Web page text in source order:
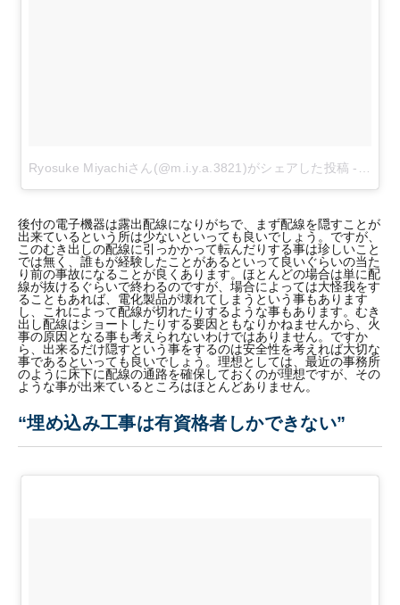
Ryosuke Miyachiさん(@m.i.y.a.3821)がシェアした投稿 -
後付の電子機器は露出配線になりがちで、まず配線を隠すことが
出来ているという所は少ないといっても良いでしょう。ですが、
このむき出しの配線に引っかかって転んだりする事は珍しいこと
では無く、誰もが経験したことがあるといって良いぐらいの当た
り前の事故になることが良くあります。ほとんどの場合は単に配
線が抜けるぐらいで終わるのですが、場合によっては大怪我をす
ることもあれば、電化製品が壊れてしまうという事もあります
し、これによって配線が切れたりするような事もあります。むき
出し配線はショートしたりする要因ともなりかねませんから、火
事の原因となる事も考えられないわけではありません。ですか
ら、出来るだけ隠すという事をするのは安全性を考えれば大切な
事であるといっても良いでしょう。理想としては、最近の事務所
のように床下に配線の通路を確保しておくのが理想ですが、その
ような事が出来ているところはほとんどありません。
“埋め込み工事は有資格者しかできない”